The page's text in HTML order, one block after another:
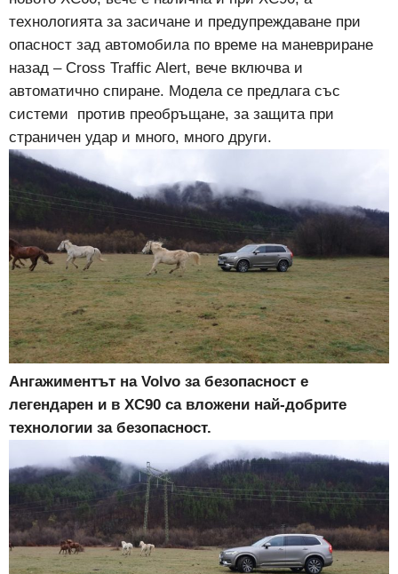
технологията за засичане и предупреждаване при
опасност зад автомобила по време на маневриране
назад – Cross Traffic Alert, вече включва и
автоматично спиране. Модела се предлага със
системи против преобръщане, за защита при
страничен удар и много, много други.
Ангажиментът на Volvo за безопасност е
легендарен и в XC90 са вложени най-добрите
технологии за безопасност.